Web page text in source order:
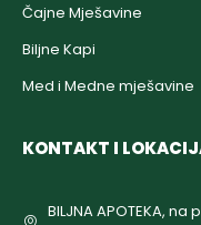
Čajne Mješavine
Biljne Kapi
Med i Medne mješavine
KONTAKT I
BILJNA APOTEKA,